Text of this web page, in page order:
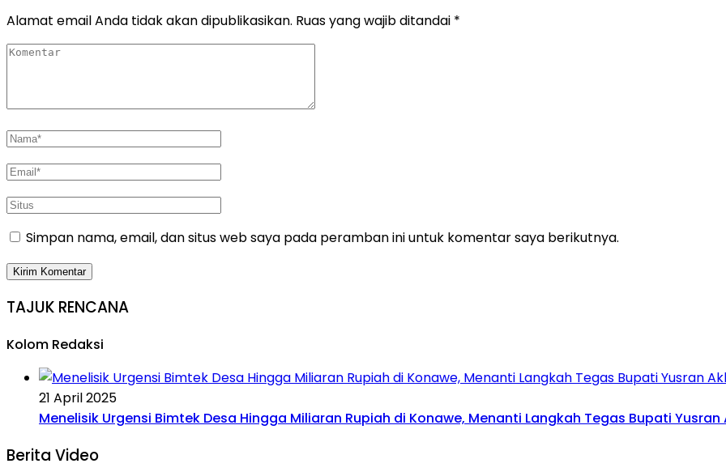
Alamat email Anda tidak akan dipublikasikan. Ruas yang wajib ditandai *
Simpan nama, email, dan situs web saya pada peramban ini untuk komentar saya berikutnya.
TAJUK RENCANA
Kolom Redaksi
21 April 2025
Menelisik Urgensi Bimtek Desa Hingga Miliaran Rupiah di Konawe, Menanti Langkah Tegas Bupati Yusran
Berita Video